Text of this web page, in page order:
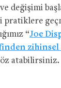
değişimi
pratiklere
“Joe
zihinsel
atabilirsiniz.